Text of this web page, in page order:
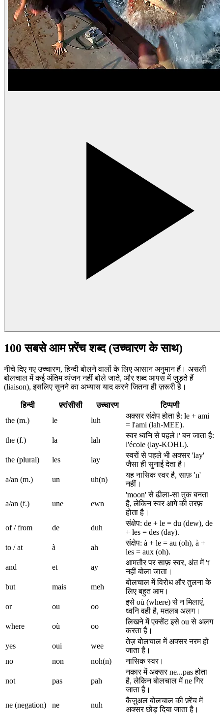
100 सबसे आम फ़्रेंच शब्द (उच्चारण के साथ)
नीचे दिए गए उच्चारण, हिन्दी बोलने वालों के लिए आसान अनुमान हैं। असली
बोलचाल में कई अंतिम व्यंजन नहीं बोले जाते, और शब्द आपस में जुड़ते हैं
(liaison), इसलिए सुनने का अभ्यास याद करने जितना ही ज़रूरी है।
हिन्दी फ़्रांसीसी उच्चारण
टिप्पणी
the (m.)
le luh
अक्सर संक्षेप होता है: le + ami
= l'ami (lah-MEE).
the (f.)
la lah
स्वर ध्वनि से पहले l' बन जाता है:
l'école (lay-KOHL).
the (plural)
les lay
स्वरों से पहले भी अक्सर 'lay'
जैसा ही सुनाई देता है।
a/an (m.)
un uh(n)
यह नासिक स्वर है, साफ़ 'n'
नहीं।
a/an (f.) une ewn
'moon' से ढीला-सा तुक बनता
है, लेकिन स्वर आगे की तरफ़
होता है।
of / from
de duh
संक्षेप: de + le = du (dew), de
+ les = des (day).
to / at
à ah
संक्षेप: à + le = au (oh), à +
les = aux (oh).
and
et ay
आमतौर पर साफ़ स्वर, अंत में 't'
नहीं बोला जाता।
but
mais meh
बोलचाल में विरोध और तुलना के
लिए बहुत आम।
or
ou oo
इसे où (where) से न मिलाएं,
ध्वनि वही है, मतलब अलग।
where
où oo
लिखने में एक्सेंट इसे ou से अलग
करता है।
yes
oui wee
तेज़ बोलचाल में अक्सर नरम हो
जाता है।
no
non noh(n) नासिक स्वर।
not pas pah
नकार में अक्सर ne...pas होता
है, लेकिन बोलचाल में ne गिर
जाता है।
ne (negation)
ne nuh
कैज़ुअल बोलचाल की फ़्रेंच में
अक्सर छोड़ दिया जाता है।